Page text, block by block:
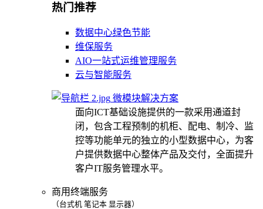
热门推荐
数据中心绿色节能
维保服务
AIO一站式运维管理服务
云与智能服务
微模块解决方案
面向ICT基础设施提供的一款采用通道封
闭，包含工程预制的机柜、配电、制冷、监
控等功能单元的独立的小型数据中心，为客
户提供数据中心整体产品及交付，全面提升
客户IT服务管理水平。
商用终端服务
（台式机 笔记本 显示器）